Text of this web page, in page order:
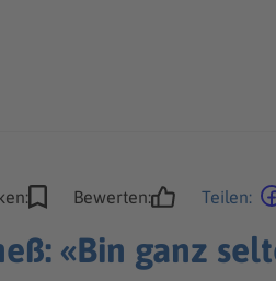
Bewerten: Teilen:
«Bin ganz